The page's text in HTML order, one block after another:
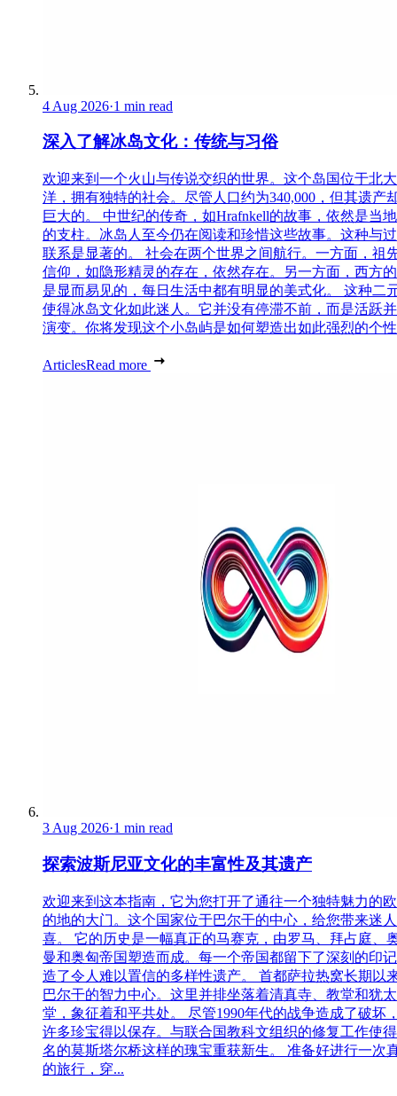
4 Aug 2026·1 min read
深入了解冰岛文化：传统与习俗
欢迎来到一个火山与传说交织的世界。这个岛国位于北
洋，拥有独特的社会。尽管人口约为340,000，但其遗产
巨大的。 中世纪的传奇，如Hrafnkell的故事，依然是当
的支柱。冰岛人至今仍在阅读和珍惜这些故事。这种与
联系是显著的。 社会在两个世界之间航行。一方面，祖
信仰，如隐形精灵的存在，依然存在。另一方面，西方
是显而易见的，每日生活中都有明显的美式化。 这种二
使得冰岛文化如此迷人。它并没有停滞不前，而是活跃
演变。你将发现这个小岛屿是如何塑造出如此强烈的个
ArticlesRead more
3 Aug 2026·1 min read
探索波斯尼亚文化的丰富性及其遗产
欢迎来到这本指南，它为您打开了通往一个独特魅力的
的地的大门。这个国家位于巴尔干的中心，给您带来迷
喜。 它的历史是一幅真正的马赛克，由罗马、拜占庭、
曼和奥匈帝国塑造而成。每一个帝国都留下了深刻的印
造了令人难以置信的多样性遗产。 首都萨拉热窝长期以
巴尔干的智力中心。这里并排坐落着清真寺、教堂和犹
堂，象征着和平共处。 尽管1990年代的战争造成了破坏
许多珍宝得以保存。与联合国教科文组织的修复工作使
名的莫斯塔尔桥这样的瑰宝重获新生。 准备好进行一次
的旅行，穿...